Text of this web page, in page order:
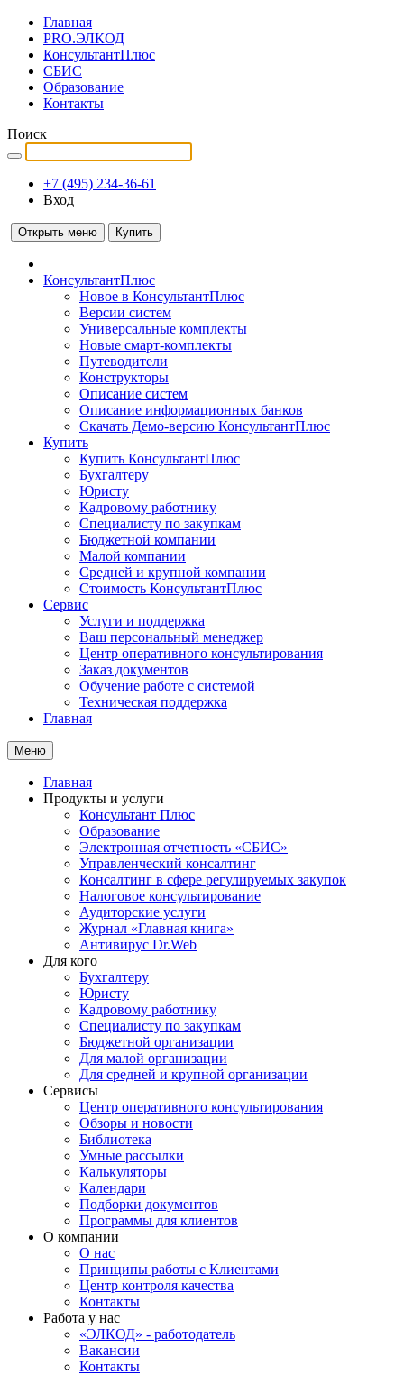
Главная
PRO.ЭЛКОД
КонсультантПлюс
СБИС
Образование
Контакты
Поиск
+7 (495) 234-36-61
Вход
Открыть меню Купить
КонсультантПлюс
Новое в КонсультантПлюс
Версии систем
Универсальные комплекты
Новые смарт-комплекты
Путеводители
Конструкторы
Описание систем
Описание информационных банков
Скачать Демо-версию КонсультантПлюс
Купить
Купить КонсультантПлюс
Бухгалтеру
Юристу
Кадровому работнику
Специалисту по закупкам
Бюджетной компании
Малой компании
Средней и крупной компании
Стоимость КонсультантПлюс
Сервис
Услуги и поддержка
Ваш персональный менеджер
Центр оперативного консультирования
Заказ документов
Обучение работе с системой
Техническая поддержка
Главная
Меню
Главная
Продукты и услуги
Консультант Плюс
Образование
Электронная отчетность «СБИС»
Управленческий консалтинг
Консалтинг в сфере регулируемых закупок
Налоговое консультирование
Аудиторские услуги
Журнал «Главная книга»
Антивирус Dr.Web
Для кого
Бухгалтеру
Юристу
Кадровому работнику
Специалисту по закупкам
Бюджетной организации
Для малой организации
Для средней и крупной организации
Сервисы
Центр оперативного консультирования
Обзоры и новости
Библиотека
Умные рассылки
Калькуляторы
Календари
Подборки документов
Программы для клиентов
О компании
О нас
Принципы работы с Клиентами
Центр контроля качества
Контакты
Работа у нас
«ЭЛКОД» - работодатель
Вакансии
Контакты